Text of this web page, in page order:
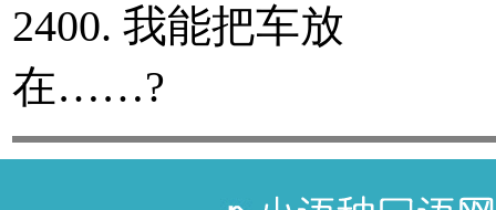
2400. 我能把车放
在……?